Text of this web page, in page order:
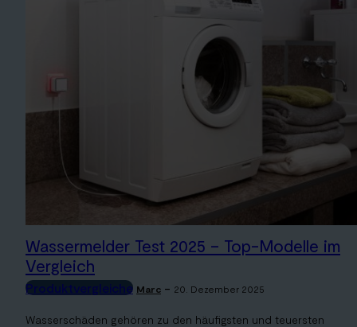
Wassermelder Test 2025 – Top-Modelle im
Vergleich
Produktvergleiche Marc - 20. Dezember 2025
Wasserschäden gehören zu den häufigsten und teuersten